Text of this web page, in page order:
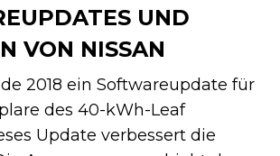
UND
VON NISSAN
2018 ein Softwareupdate für
des 40-kWh-Leaf
Update verbessert die